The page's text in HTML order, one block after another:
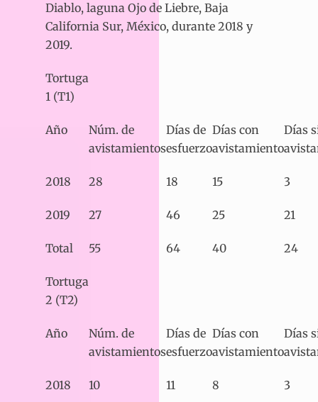
Diablo, laguna Ojo de Liebre, Baja
California Sur, México, durante 2018 y
2019.
Tortuga
1 (T1)
Año
Núm. de
avistamientos
Días de
esfuerzo
Días con
avistamiento
Días
2018 28 18 15 3
2019 27 46 25 21
Total 55 64 40 24
Tortuga
2 (T2)
Año
Núm. de
avistamientos
Días de
esfuerzo
Días con
avistamiento
Días
2018 10 11 8 3